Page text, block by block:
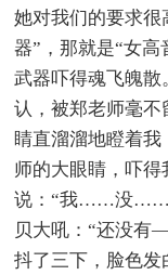
她对我们的要求很
器”，那就是“女
武器吓得魂飞魄
认，被郑老师毫
睛直溜溜地瞪着
师的大眼睛，吓
说：“我……没……”
贝大吼：“还没有
抖了三下，脸色发